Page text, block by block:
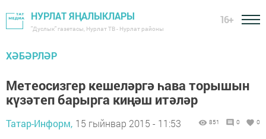
НУРЛАТ ЯҢАЛЫКЛАРЫ
"Дуслык" газетасы, Нурлат ТВ - Нурлат районы
16+
ХӘБӘРЛӘР
Метеосизгер кешеләргә һава торышын
күзәтеп барырга киңәш итәләр
Татар-Информ, 15 гыйнвар 2015 - 11:53 851 0 0